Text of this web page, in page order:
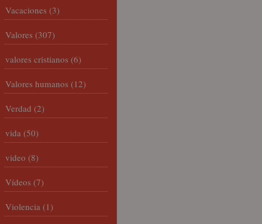
Vacaciones (3)
Valores (307)
valores cristianos (6)
Valores humanos (12)
Verdad (2)
vida (50)
video (8)
Vídeos (7)
Violencia (1)